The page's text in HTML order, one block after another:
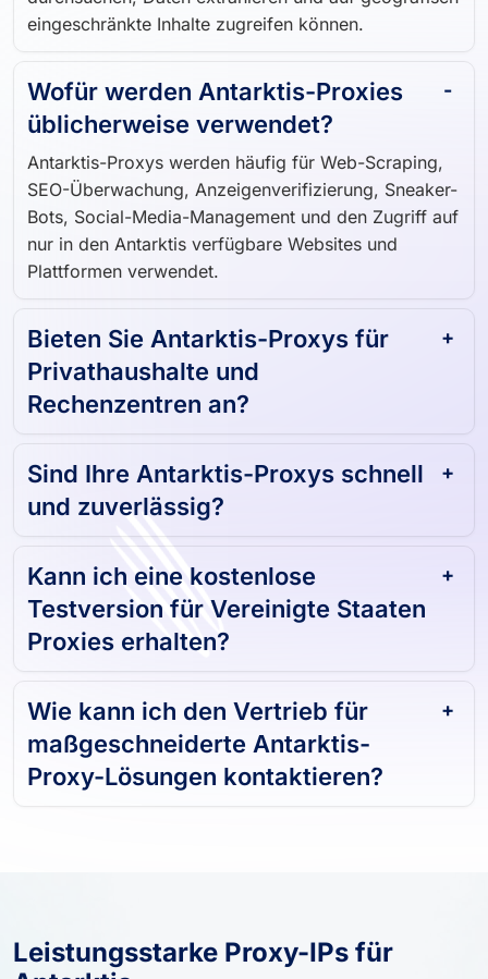
eingeschränkte Inhalte zugreifen können.
Wofür werden Antarktis-Proxies
üblicherweise verwendet?
Antarktis-Proxys werden häufig für Web-Scraping,
SEO-Überwachung, Anzeigenverifizierung, Sneaker-
Bots, Social-Media-Management und den Zugriff auf
nur in den Antarktis verfügbare Websites und
Plattformen verwendet.
Bieten Sie Antarktis-Proxys für
Privathaushalte und
Rechenzentren an?
Sind Ihre Antarktis-Proxys schnell
und zuverlässig?
Kann ich eine kostenlose
Testversion für Vereinigte Staaten
Proxies erhalten?
Wie kann ich den Vertrieb für
maßgeschneiderte Antarktis-
Proxy-Lösungen kontaktieren?
Leistungsstarke Proxy-IPs für